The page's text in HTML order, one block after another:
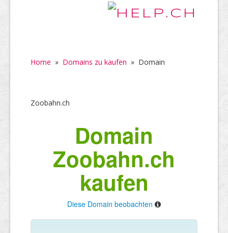
Home » Domains zu kaufen » Domain
Zoobahn.ch
Domain
Zoobahn.ch
kaufen
Diese Domain beobachten